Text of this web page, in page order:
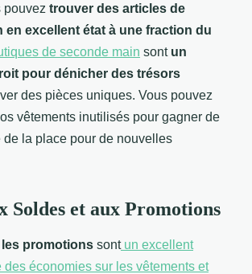
pouvez trouver des articles de
en excellent état à une fraction du
de seconde main sontun
pour dénicher des trésors
des pièces uniques. Vous pouvez
vêtements inutilisés pour gagner de
de la place pour de nouvelles
Soldes et aux Promotions
les promotions sontun excellent
des économies sur les vêtements et